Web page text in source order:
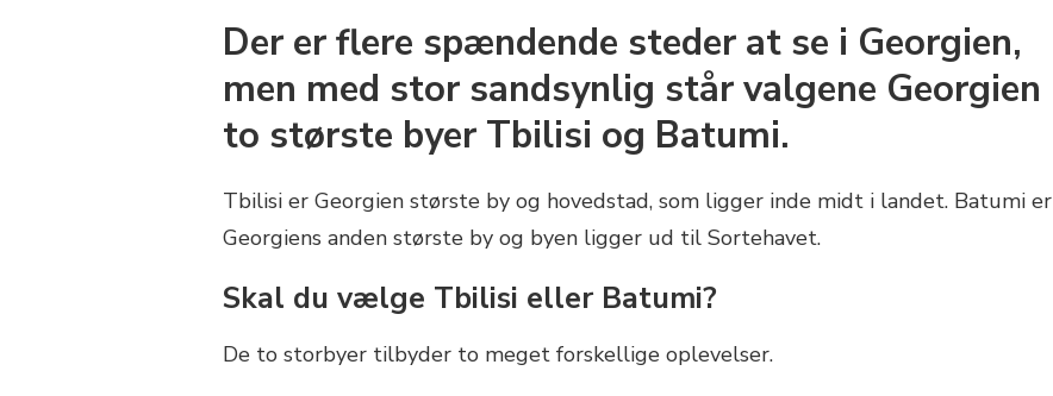
VÆLGE?
Der er flere spændende steder at se i Georgien,
men med stor sandsynlig står valgene Georgien
to største byer Tbilisi og Batumi.
Tbilisi er Georgien største by og hovedstad, som ligger inde midt i landet. Batumi er
Georgiens anden største by og byen ligger ud til Sortehavet.
Skal du vælge Tbilisi eller Batumi?
De to storbyer tilbyder to meget forskellige oplevelser.